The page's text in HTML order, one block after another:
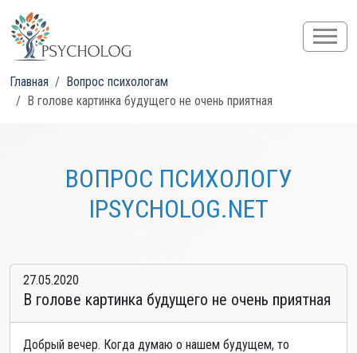
Главная
Вопрос психологам
В голове картинка будущего не очень приятная
ВОПРОС ПСИХОЛОГУ
IPSYCHOLOG.NET
27.05.2020
В голове картинка будущего не очень приятная
Добрый вечер. Когда думаю о нашем будущем, то